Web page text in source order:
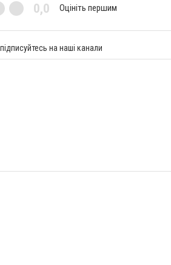
0,0 Оцініть першим
на наші канали